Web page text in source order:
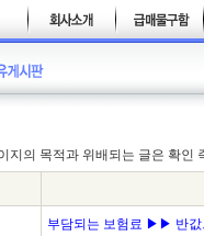
지의 목적과 위배되는 글은 확인
부담되는 보험료 ▶▶ 반값